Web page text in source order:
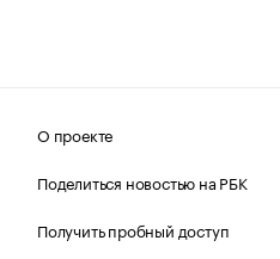
О проекте
Поделиться новостью на РБК
Получить пробный доступ